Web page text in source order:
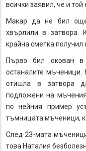
всички заявил, че и той
Макар да не бил още
хвърлили в затвора.
крайна сметка получил
Първо бил окован
останалите мъченици.
отишла в затвора
подложени на мъчения
по нейния пример
тъмницата мъченици,
След 23-мата
това Наталия